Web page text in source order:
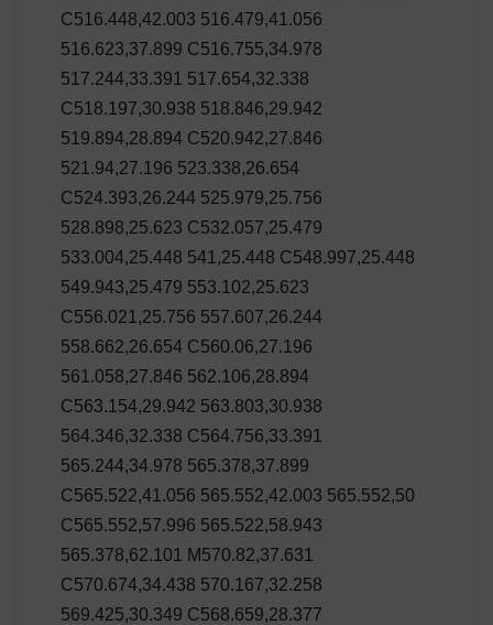
C516.448,42.003 516.479,41.056
516.623,37.899 C516.755,34.978
517.244,33.391 517.654,32.338
C518.197,30.938 518.846,29.942
519.894,28.894 C520.942,27.846
521.94,27.196 523.338,26.654
C524.393,26.244 525.979,25.756
528.898,25.623 C532.057,25.479
533.004,25.448 541,25.448 C548.997,25.448
549.943,25.479 553.102,25.623
C556.021,25.756 557.607,26.244
558.662,26.654 C560.06,27.196
561.058,27.846 562.106,28.894
C563.154,29.942 563.803,30.938
564.346,32.338 C564.756,33.391
565.244,34.978 565.378,37.899
C565.522,41.056 565.552,42.003 565.552,50
C565.552,57.996 565.522,58.943
565.378,62.101 M570.82,37.631
C570.674,34.438 570.167,32.258
569.425,30.349 C568.659,28.377